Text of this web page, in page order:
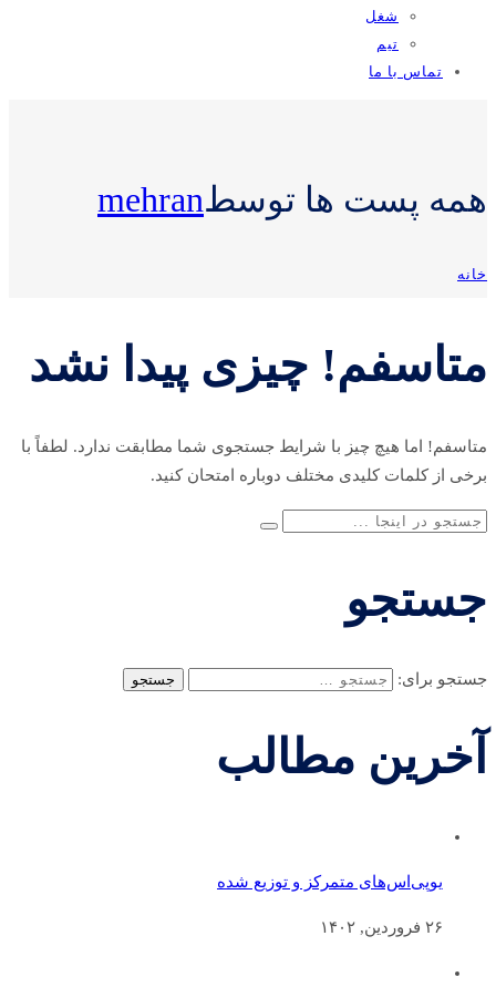
شغل
تیم
تماس با ما
همه پست ها توسطmehran
خانه
متاسفم! چیزی پیدا نشد
متاسفم! اما هیچ چیز با شرایط جستجوی شما مطابقت ندارد. لطفاً با
برخی از کلمات کلیدی مختلف دوباره امتحان کنید.
جستجو
جستجو برای:
آخرین مطالب
یوپی‌اس‌های متمرکز و توزیع شده
۲۶ فروردین, ۱۴۰۲